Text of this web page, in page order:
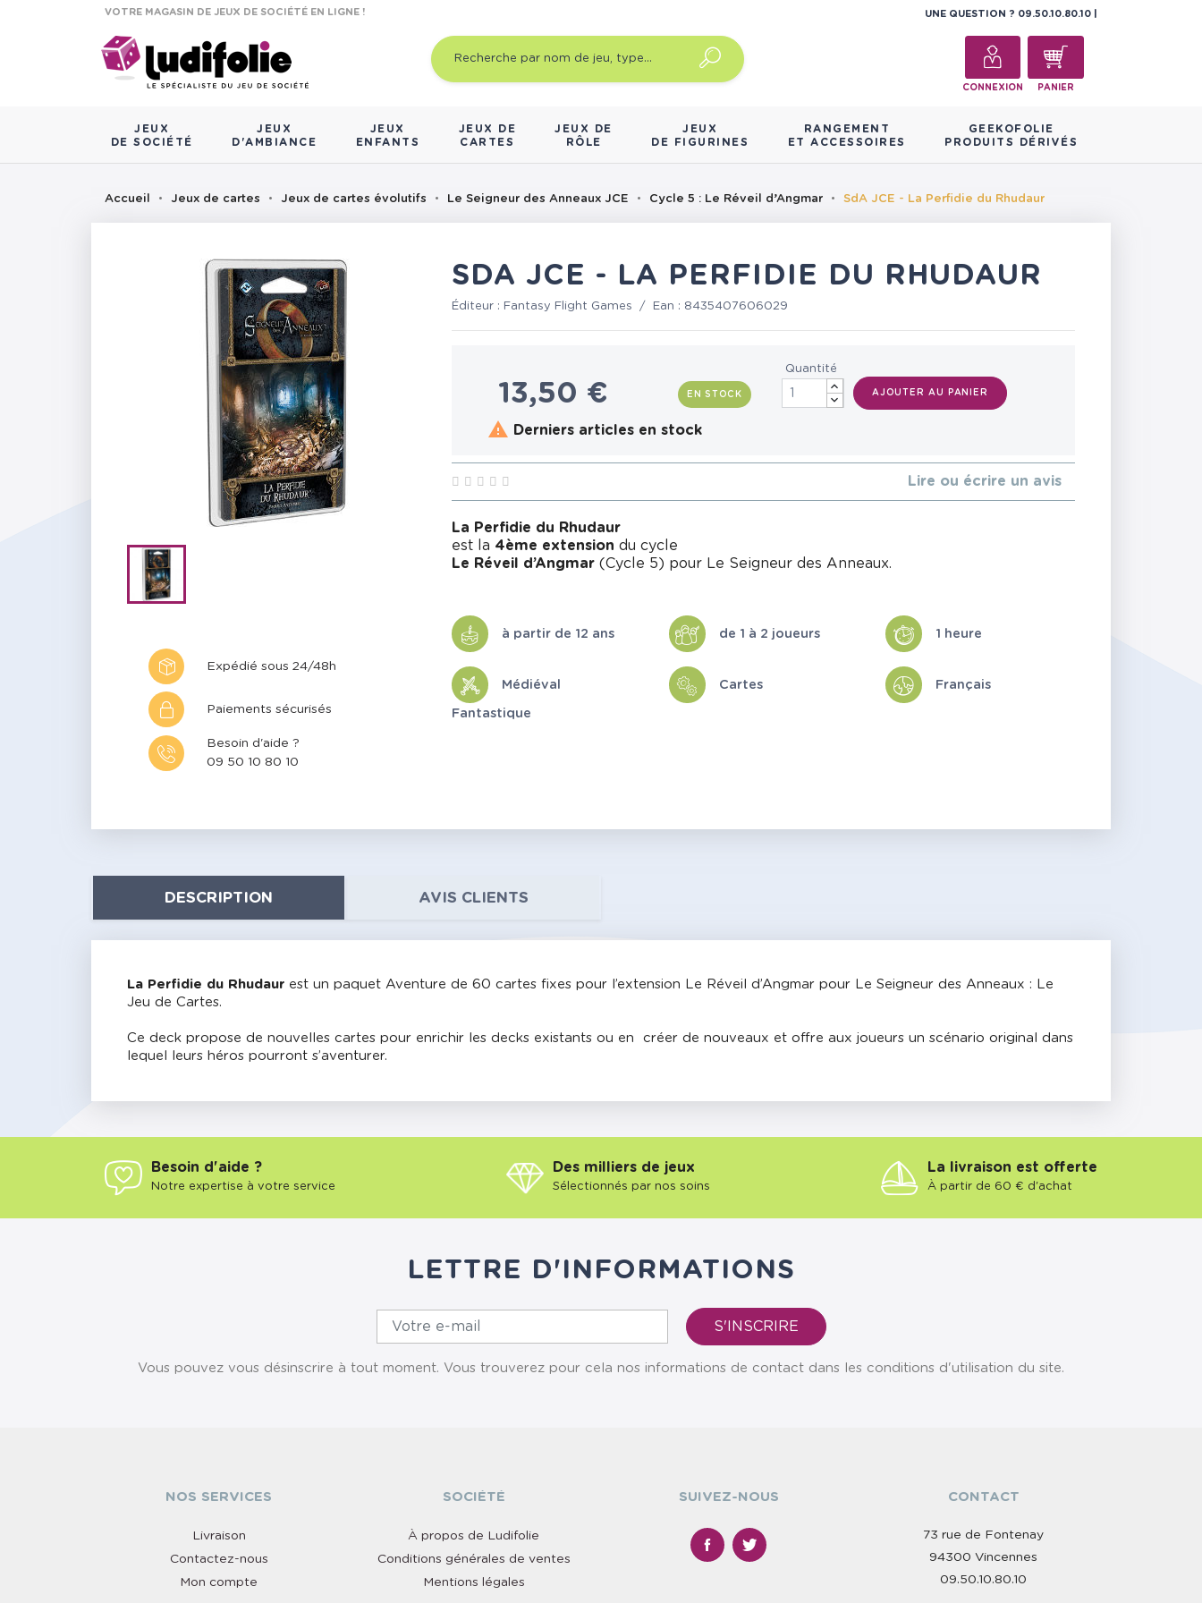
VOTRE MAGASIN DE JEUX DE SOCIÉTÉ EN LIGNE ! UNE QUESTION ? 09.50.10.80.10
CONNEXION PANIER
JEUX
DE SOCIÉTÉ
JEUX
D'AMBIANCE
JEUX
ENFANTS
JEUX DE
CARTES
JEUX DE
RÔLE
JEUX
DE FIGURINES
RANGEMENT
ET ACCESSOIRES
GEEKOFOLIE
PRODUITS DÉRIVÉS
Accueil Jeux de cartes Jeux de cartes évolutifs Le Seigneur des Anneaux JCE Cycle 5 : Le Réveil d’Angmar SdA JCE - La Perfidie du Rhudaur
Expédié sous 24/48h
Paiements sécurisés
Besoin d'aide ?
09 50 10 80 10
SDA JCE - LA PERFIDIE DU RHUDAUR
Éditeur : Fantasy Flight Games / Ean : 8435407606029
13,50 € EN STOCK
Quantité
AJOUTER AU PANIER
 Derniers articles en stock
Lire ou écrire un avis
La Perfidie du Rhudaur
est la 4ème extension du cycle
Le Réveil d’Angmar (Cycle 5) pour Le Seigneur des Anneaux.
à partir de 12 ans de 1 à 2 joueurs 1 heure
Médiéval
Fantastique
Cartes Français
DESCRIPTION AVIS CLIENTS
La Perfidie du Rhudaur est un paquet Aventure de 60 cartes fixes pour l’extension Le Réveil d’Angmar pour Le Seigneur des Anneaux : Le
Jeu de Cartes.
Ce deck propose de nouvelles cartes pour enrichir les decks existants ou en créer de nouveaux et offre aux joueurs un scénario original dans
lequel leurs héros pourront s’aventurer.
Besoin d'aide ?
Notre expertise à votre service
Des milliers de jeux
Sélectionnés par nos soins
La livraison est offerte
À partir de 60 € d'achat
LETTRE D'INFORMATIONS
Vous pouvez vous désinscrire à tout moment. Vous trouverez pour cela nos informations de contact dans les conditions d'utilisation du site.
NOS SERVICES
Livraison
Contactez-nous
Mon compte
SOCIÉTÉ
À propos de Ludifolie
Conditions générales de ventes
Mentions légales
SUIVEZ-NOUS CONTACT
73 rue de Fontenay
94300 Vincennes
09.50.10.80.10